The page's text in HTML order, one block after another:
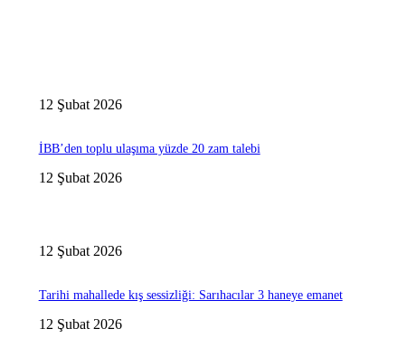
12 Şubat 2026
İBB’den toplu ulaşıma yüzde 20 zam talebi
12 Şubat 2026
12 Şubat 2026
Tarihi mahallede kış sessizliği: Sarıhacılar 3 haneye emanet
12 Şubat 2026